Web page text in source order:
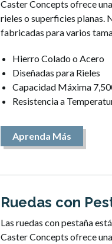
Caster Concepts ofrece
rieles o superficies planas.
fabricadas para varios
Hierro Colado o Acero
Diseñadas para Rieles
Capacidad Máxima
Resistencia a
Aprenda Más
Ruedas con
Las ruedas con pestaña
Caster Concepts ofrece